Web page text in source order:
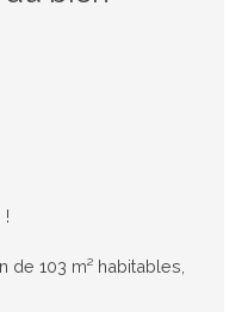
!
103 m² habitables,